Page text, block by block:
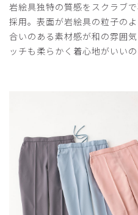
岩絵具独特の質感をスクラブ
採用。表面が岩絵具の粒子の
合いのある素材感が和の雰囲
ッチも柔らかく着心地がいいの